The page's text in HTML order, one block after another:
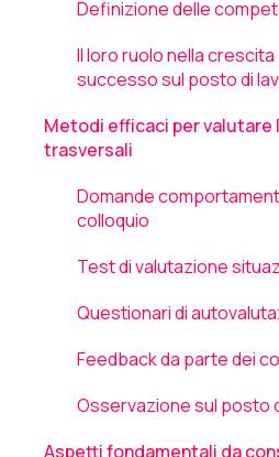
Definizione delle
Il loro ruolo nella
successo sul posto di
Metodi efficaci per valutare
trasversali
Domande
colloquio
Test di valutazione
Questionari di
Feedback da parte dei
Osservazione sul posto
Aspetti fondamentali da